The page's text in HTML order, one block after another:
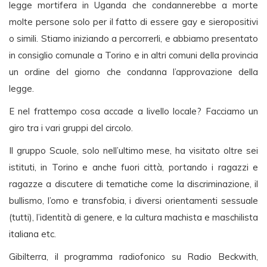
legge mortifera in Uganda che condannerebbe a morte
molte persone solo per il fatto di essere gay e sieropositivi
o simili. Stiamo iniziando a percorrerli, e abbiamo presentato
in consiglio comunale a Torino e in altri comuni della provincia
un ordine del giorno che condanna l’approvazione della
legge.
E nel frattempo cosa accade a livello locale? Facciamo un
giro tra i vari gruppi del circolo.
Il gruppo Scuole, solo nell’ultimo mese, ha visitato oltre sei
istituti, in Torino e anche fuori città, portando i ragazzi e
ragazze a discutere di tematiche come la discriminazione, il
bullismo, l’omo e transfobia, i diversi orientamenti sessuale
(tutti), l’identità di genere, e la cultura machista e maschilista
italiana etc.
Gibilterra, il programma radiofonico su Radio Beckwith,